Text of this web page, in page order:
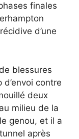
finales
d’une
blessures
contre
deux
milieu de la
genou, et il a
après